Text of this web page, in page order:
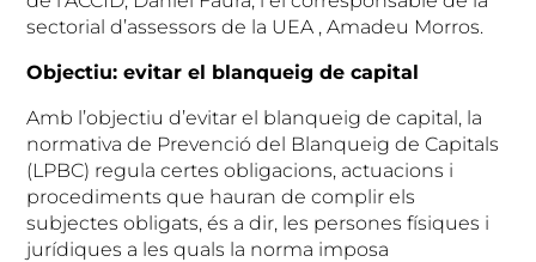
sectorial d’assessors de la UEA , Amadeu Morros.
Objectiu: evitar el blanqueig de capital
Amb l’objectiu d’evitar el blanqueig de capital, la
normativa de Prevenció del Blanqueig de Capitals
(LPBC) regula certes obligacions, actuacions i
procediments que hauran de complir els
subjectes obligats, és a dir, les persones físiques i
jurídiques a les quals la norma imposa